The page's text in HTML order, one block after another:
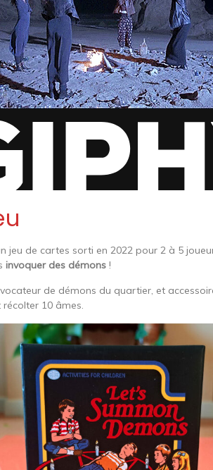
jeu de cartes sorti en 2022 pour 2 à 5
invoquer des démons !
de démons du quartier, et
10 âmes.